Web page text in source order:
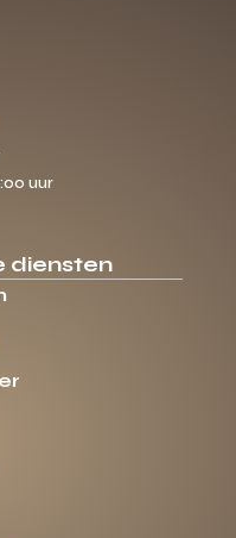
uur
diensten